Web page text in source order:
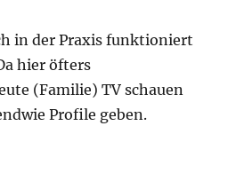
in der Praxis funktioniert
hier öfters
(Familie) TV schauen
Profile geben.